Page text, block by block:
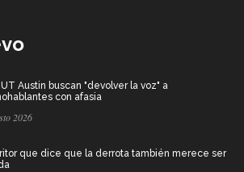
Austin buscan "devolver la voz" a
con afasia
2026
que dice que la derrota también merece ser